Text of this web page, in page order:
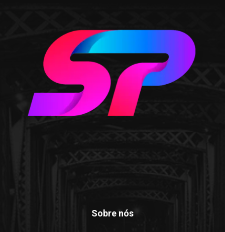
Sobre nós